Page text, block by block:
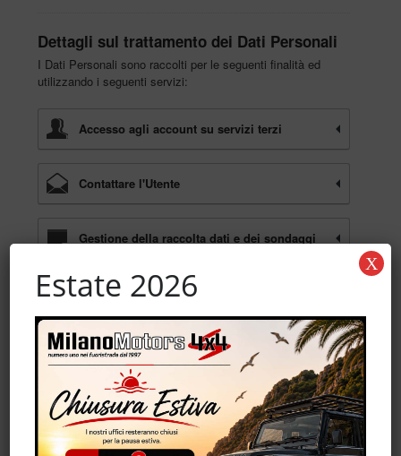
Dettagli sul trattamento dei Dati Personali
I Dati Personali sono raccolti per le seguenti finalità ed
utilizzando i seguenti servizi:
Accesso agli account su servizi terzi
Contattare l'Utente
Gestione della raccolta dati e dei sondaggi
Hosting ed infrastruttura backend
Interazione con social network e piattaforme
esterne
Estate 2026
X